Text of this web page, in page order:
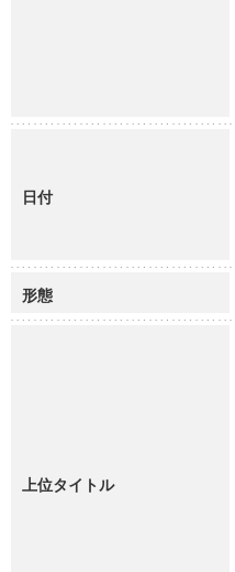
日付
形態
上位タイトル